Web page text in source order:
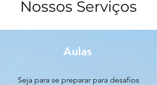
Nossos Serviços
Aulas
Seja para se preparar para desafios